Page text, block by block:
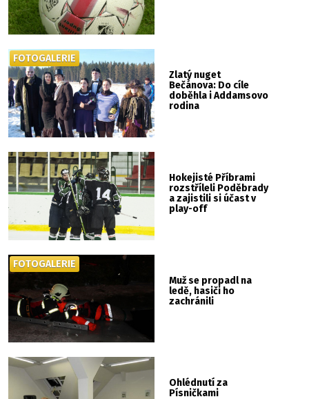
Zlatý nuget
Bečánova: Do cíle
doběhla i Addamsovo
rodina
FOTOGALERIE
Hokejisté Příbrami
rozstříleli Poděbrady
a zajistili si účast v
play-off
Muž se propadl na
ledě, hasiči ho
zachránili
FOTOGALERIE
Ohlédnutí za
Písničkami